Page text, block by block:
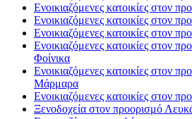
Ενοικιαζόμενες κατοικίες στον
Ενοικιαζόμενες κατοικίες στον
Ενοικιαζόμενες κατοικίες στον
Ενοικιαζόμενες κατοικίες στον
Φοίνικα
Ενοικιαζόμενες κατοικίες στον
Μάρμαρα
Ενοικιαζόμενες κατοικίες στον
Ξενοδοχεία στον προορισμό